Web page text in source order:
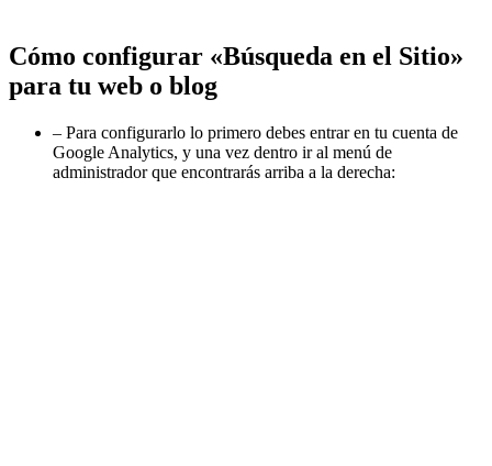
Cómo configurar «Búsqueda en el Sitio»
para tu web o blog
– Para configurarlo lo primero debes entrar en tu cuenta de
Google Analytics, y una vez dentro ir al menú de
administrador que encontrarás arriba a la derecha: